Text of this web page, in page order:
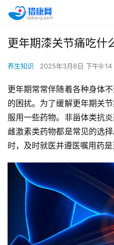
更年期漆关节痛吃什
养生知识 2025年3月6日 下午9:14
更年期常常伴随着各种身体
的困扰。为了缓解更年期关
服用一些药物。非甾体类抗
雌激素类药物都是常见的选
时，及时就医并遵医嘱用药是